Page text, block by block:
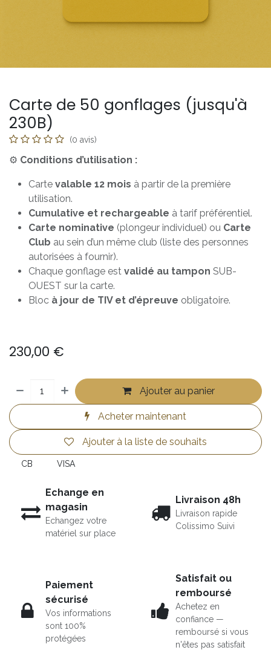
Carte de 50 gonflages (jusqu'à
230B)
(0 avis)
⚙️ Conditions d’utilisation :
Carte valable 12 mois à partir de la première
utilisation.
Cumulative et rechargeable à tarif préférentiel.
Carte nominative (plongeur individuel) ou Carte
Club au sein d’un même club (liste des personnes
autorisées à fournir).
Chaque gonflage est validé au tampon SUB-
OUEST sur la carte.
Bloc à jour de TIV et d’épreuve obligatoire.
230,00 €
Ajouter au panier
Acheter maintenant
Ajouter à la liste de souhaits
CB VISA
Echange en
magasin
Echangez votre
matériel sur place
Livraison 48h
Livraison rapide
Colissimo Suivi
Paiement
sécurisé
Vos informations
sont 100%
protégées
Satisfait ou
remboursé
Achetez en
confiance —
remboursé si vous
n'êtes pas satisfait